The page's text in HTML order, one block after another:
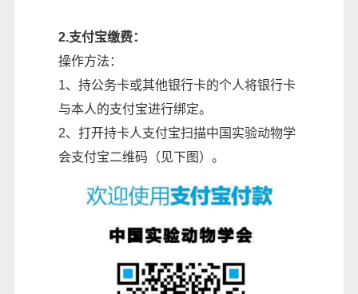
2.支付宝缴费：
操作方法：
1、持公务卡或其他银行卡的个人将银行卡
与本人的支付宝进行绑定。
2、打开持卡人支付宝扫描中国实验动物学
会支付宝二维码（见下图）。